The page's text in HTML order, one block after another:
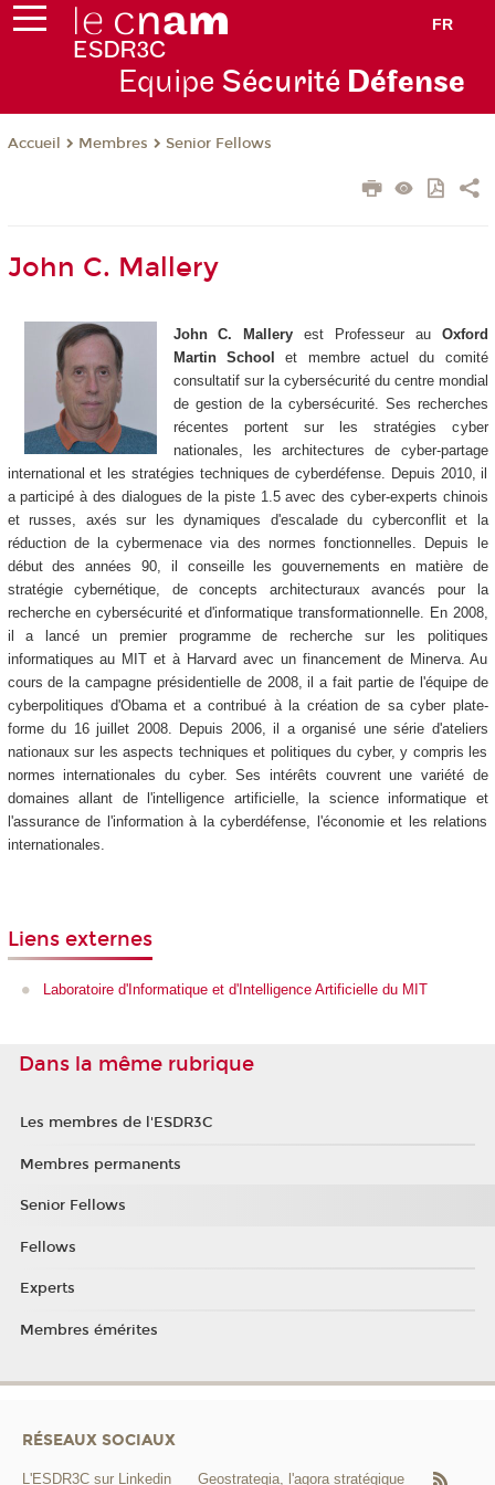
FR
Equipe Sécurité Défense
Accueil Membres Senior Fellows
John C. Mallery
John C. Mallery est Professeur au Oxford
Martin School
et membre actuel du comité
consultatif sur la cybersécurité du centre mondial
de gestion de la cybersécurité. Ses recherches
récentes portent sur les stratégies cyber
nationales, les architectures de cyber-partage
international et les stratégies techniques de cyberdéfense. Depuis 2010, il
a participé à des dialogues de la piste 1.5 avec des cyber-experts chinois
et russes, axés sur les dynamiques d'escalade du cyberconflit et la
réduction de la cybermenace via des normes fonctionnelles. Depuis le
début des années 90, il conseille les gouvernements en matière de
stratégie cybernétique, de concepts architecturaux avancés pour la
recherche en cybersécurité et d'informatique transformationnelle. En 2008,
il a lancé un premier programme de recherche sur les politiques
informatiques au MIT et à Harvard avec un financement de Minerva. Au
cours de la campagne présidentielle de 2008, il a fait partie de l'équipe de
cyberpolitiques d'Obama et a contribué à la création de sa cyber plate-
forme du 16 juillet 2008. Depuis 2006, il a organisé une série d'ateliers
nationaux sur les aspects techniques et politiques du cyber, y compris les
normes internationales du cyber. Ses intérêts couvrent une variété de
domaines allant de l'intelligence artificielle, la science informatique et
l'assurance de l'information à la cyberdéfense, l'économie et les relations
internationales.
Liens externes
Laboratoire d'Informatique et d'Intelligence Artificielle du MIT
Dans la même rubrique
Les membres de l'ESDR3C
Membres permanents
Senior Fellows
Fellows
Experts
Membres émérites
RÉSEAUX SOCIAUX
L'ESDR3C sur Linkedin Geostrategia, l'agora stratégique